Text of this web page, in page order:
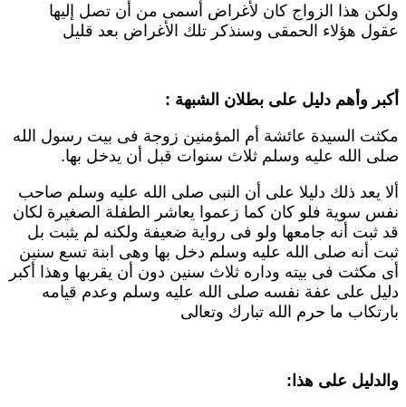
هذا الزواج كان لأغراض أسمى من أن تصل إليها
هؤلاء الحمقى وسنذكر تلك الأغراض بعد قليل
وأهم دليل على بطلان الشبهة :
السيدة عائشة أم المؤمنين زوجة فى بيت رسول الله
الله عليه وسلم ثلاث سنوات قبل أن يدخل بها.
يعد ذلك دليلا على أن النبى صلى الله عليه وسلم صاحب
سوية فلو كان كما زعموا يعاشر الطفلة الصغيرة لكان
ثبت أنه جامعها ولو فى رواية ضعيفة ولكنه لم يثبت بل
أنه صلى الله عليه وسلم دخل بها وهى ابنة تسع سنين
مكثت فى بيته وداره ثلاث سنين دون أن يقربها وهذا أكبر
على عفة نفسه صلى الله عليه وسلم وعدم قيامه
ما حرم الله تبارك وتعالى
على هذا: